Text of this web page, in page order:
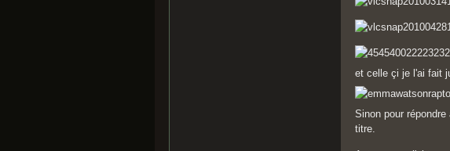
et celle çi je l'ai fait
Sinon pour
titre.